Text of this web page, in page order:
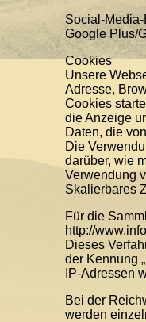
Social-
Google Plus/
Cookies
Unsere
Adresse,
Cookies
die Anzeige
Daten, die
Die
darüber, wie
Verwendung
Skalierbares
Für die
http://
Dieses
der Kennung
IP-Adressen
Bei der
werden